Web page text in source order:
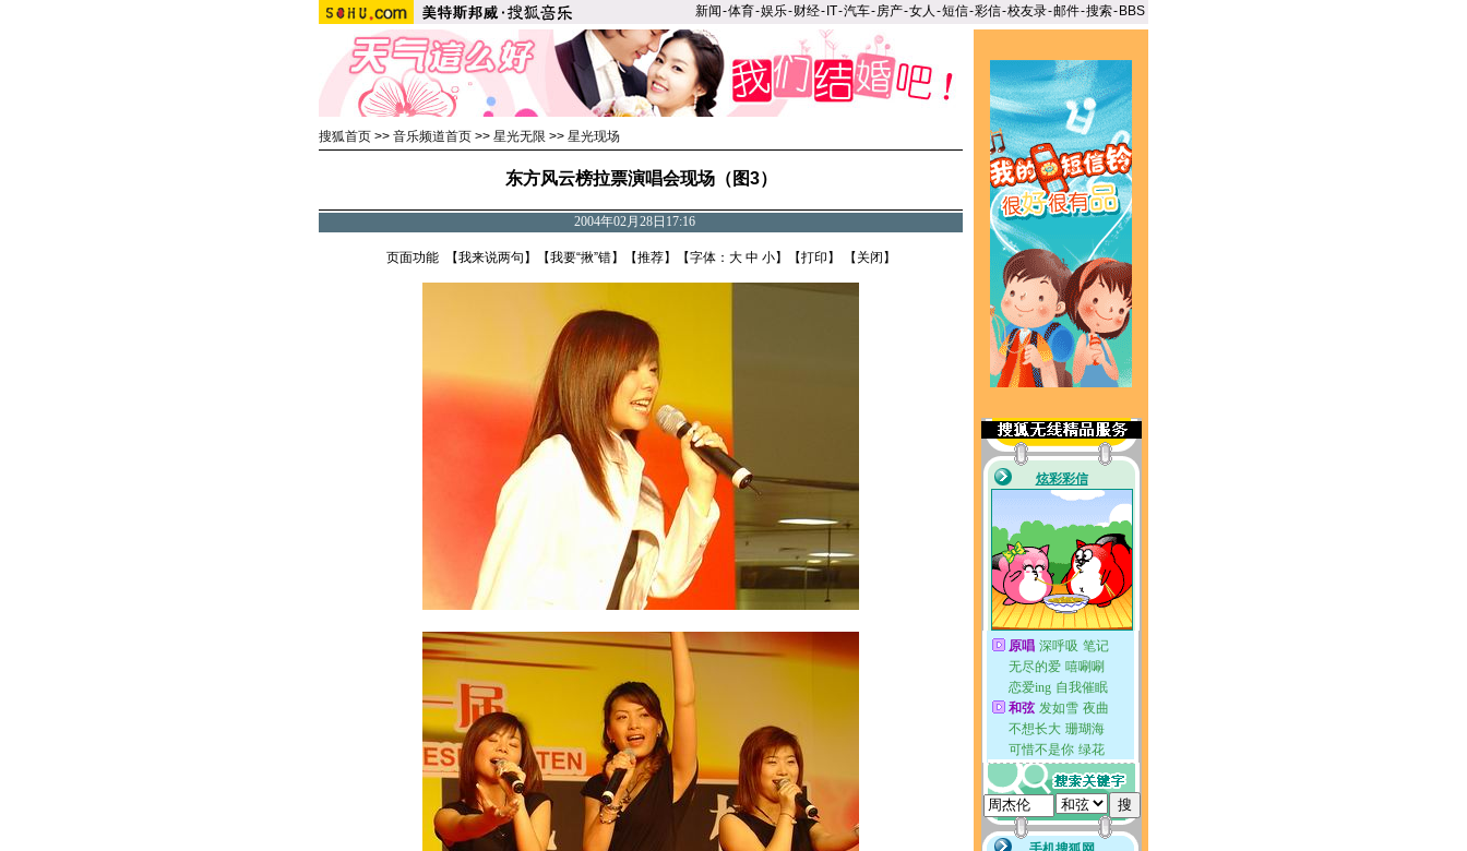
新闻-体育-娱乐-财经- IT-汽车-房产-女人 -短信-彩信-校友录-邮件-搜索- BBS
搜狐首页 >> 音乐频道首页 >> 星光无限 >> 星光现场
东方风云榜拉票演唱会现场（图3）
2004年02月28日17:16
页面功能 【我来说两句 】【我要“揪”错】【推荐】【字体： 大 中 小】【打印 】 【 关闭 】